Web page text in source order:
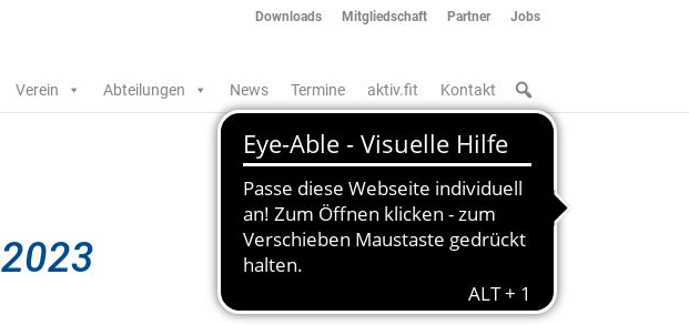
Downloads Mitgliedschaft Partner Jobs
Verein Abteilungen News Termine aktiv.fit Kontakt